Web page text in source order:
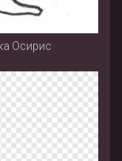
Осирис